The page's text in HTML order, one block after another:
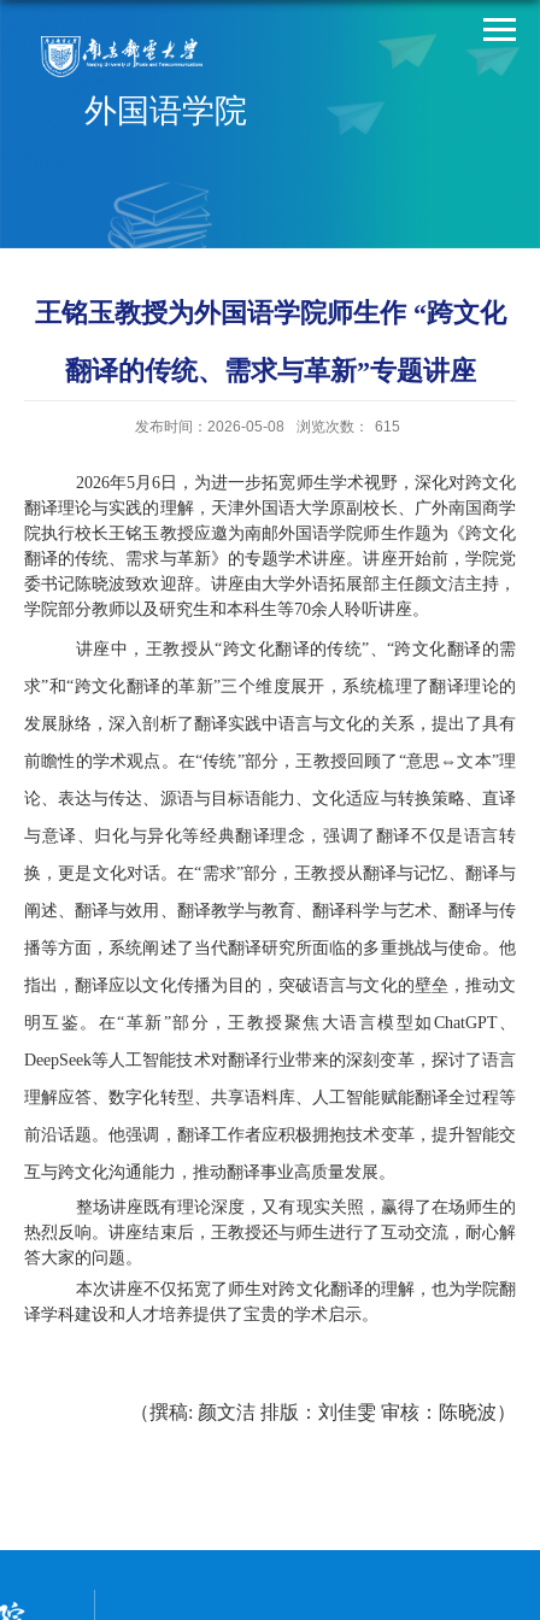
外国语学院
王铭玉教授为外国语学院师生作 “跨文化
翻译的传统、需求与革新”专题讲座
发布时间：2026-05-08 浏览次数： 615
2026年5月6日，为进一步拓宽师生学术视野，深化对跨文化
翻译理论与实践的理解，天津外国语大学原副校长、广外南国商学
院执行校长王铭玉教授应邀为南邮外国语学院师生作题为《跨文化
翻译的传统、需求与革新》的专题学术讲座。讲座开始前，学院党
委书记陈晓波致欢迎辞。讲座由大学外语拓展部主任颜文洁主持，
学院部分教师以及研究生和本科生等70余人聆听讲座。
讲座中，王教授从“跨文化翻译的传统”、“跨文化翻译的需
求”和“跨文化翻译的革新”三个维度展开，系统梳理了翻译理论的
发展脉络，深入剖析了翻译实践中语言与文化的关系，提出了具有
前瞻性的学术观点。在“传统”部分，王教授回顾了“意思⇔文本”理
论、表达与传达、源语与目标语能力、文化适应与转换策略、直译
与意译、归化与异化等经典翻译理念，强调了翻译不仅是语言转
换，更是文化对话。在“需求”部分，王教授从翻译与记忆、翻译与
阐述、翻译与效用、翻译教学与教育、翻译科学与艺术、翻译与传
播等方面，系统阐述了当代翻译研究所面临的多重挑战与使命。他
指出，翻译应以文化传播为目的，突破语言与文化的壁垒，推动文
明互鉴。在“革新”部分，王教授聚焦大语言模型如ChatGPT、
DeepSeek等人工智能技术对翻译行业带来的深刻变革，探讨了语言
理解应答、数字化转型、共享语料库、人工智能赋能翻译全过程等
前沿话题。他强调，翻译工作者应积极拥抱技术变革，提升智能交
互与跨文化沟通能力，推动翻译事业高质量发展。
整场讲座既有理论深度，又有现实关照，赢得了在场师生的
热烈反响。讲座结束后，王教授还与师生进行了互动交流，耐心解
答大家的问题。
本次讲座不仅拓宽了师生对跨文化翻译的理解，也为学院翻
译学科建设和人才培养提供了宝贵的学术启示。
（撰稿: 颜文洁 排版：刘佳雯 审核 ：陈晓波）